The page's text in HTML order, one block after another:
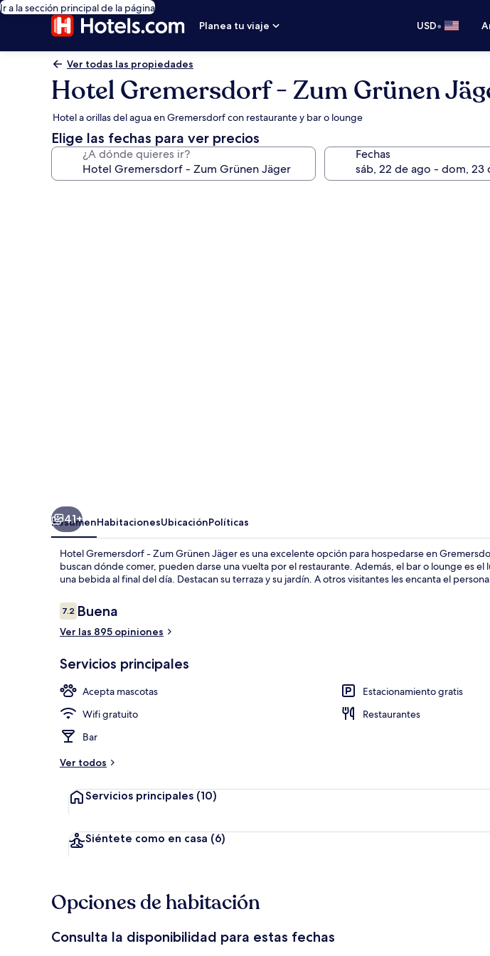
Ir a la sección principal de la página
Planea tu viaje
USD•
Ver todas las propiedades
Hotel Gremersdorf - Zum Grünen
Hotel a orillas del agua en Gremersdorf con restaurante y bar o lounge
Elige las fechas para ver precios
¿A dónde quieres ir? Fechas
41+
ResumenHabitacionesUbicaciónPolíticas
Hotel Gremersdorf - Zum Grünen Jäger es una excelente opción para hospedarse en
buscan dónde comer, pueden darse una vuelta por el restaurante. Además, el bar o lounge es
una bebida al final del día. Destacan su terraza y su jardín. A otros visitantes les encanta el
Opiniones
7.27.2 de 10,
Buena
Ver las 895 opiniones
Servicios principales
Acepta mascotas
Estacionamiento gratis
Wifi gratuito
Restaurantes
Bar
Ver todos
Servicios principales (10)
Siéntete como en casa (6)
Opciones de habitación
Consulta la disponibilidad para estas fechas